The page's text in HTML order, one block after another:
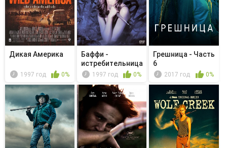
Дикая Америка
1997 год 0%
Баффи -
истребительница
вампиров - Пр...
1997 год 0%
Грешница - Часть
6
2017 год 0%